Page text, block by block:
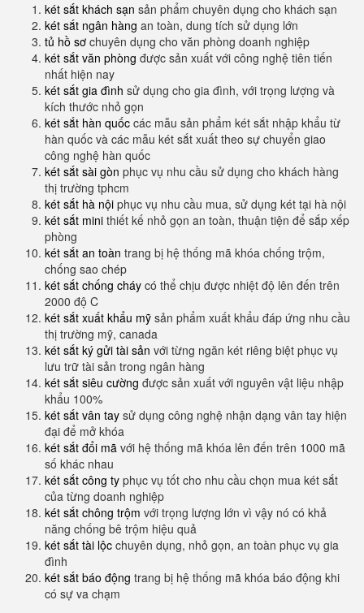
két sắt khách sạn sản phẩm chuyên dụng cho khách sạn
két sắt ngân hàng an toàn, dung tích sử dụng lớn
tủ hồ sơ chuyên dụng cho văn phòng doanh nghiệp
két sắt văn phòng được sản xuất với công nghệ tiên tiến
nhất hiện nay
két sắt gia đình sử dụng cho gia đình, với trọng lượng và
kích thước nhỏ gọn
két sắt hàn quốc các mẫu sản phẩm két sắt nhập khẩu từ
hàn quốc và các mẫu két sắt xuất theo sự chuyển giao
công nghệ hàn quốc
két sắt sài gòn phục vụ nhu cầu sử dụng cho khách hàng
thị trường tphcm
két sắt hà nội phục vụ nhu cầu mua, sử dụng két tại hà nội
két sắt mini thiết kế nhỏ gọn an toàn, thuận tiện để sắp xếp
phòng
két sắt an toàn trang bị hệ thống mã khóa chống trộm,
chống sao chép
két sắt chống cháy có thể chịu được nhiệt độ lên đến trên
2000 độ C
két sắt xuất khẩu mỹ sản phẩm xuất khẩu đáp ứng nhu cầu
thị trường mỹ, canada
két sắt ký gửi tài sản với từng ngăn két riêng biệt phục vụ
lưu trữ tài sản trong ngân hàng
két sắt siêu cường được sản xuất với nguyên vật liệu nhập
khẩu 100%
két sắt vân tay sử dụng công nghệ nhận dạng vân tay hiện
đại để mở khóa
két sắt đổi mã với hệ thống mã khóa lên đến trên 1000 mã
số khác nhau
két sắt công ty phục vụ tốt cho nhu cầu chọn mua két sắt
của từng doanh nghiệp
két sắt chông trộm với trọng lượng lớn vì vậy nó có khả
năng chống bê trộm hiệu quả
két sắt tài lộc chuyên dụng, nhỏ gọn, an toàn phục vụ gia
đình
két sắt báo động trang bị hệ thống mã khóa báo động khi
có sự va chạm